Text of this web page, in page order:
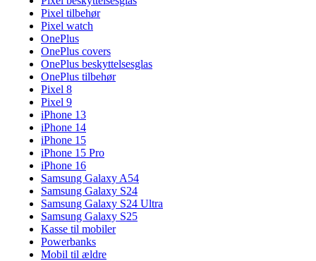
Pixel tilbehør
Pixel watch
OnePlus
OnePlus covers
OnePlus beskyttelsesglas
OnePlus tilbehør
Pixel 8
Pixel 9
iPhone 13
iPhone 14
iPhone 15
iPhone 15 Pro
iPhone 16
Samsung Galaxy A54
Samsung Galaxy S24
Samsung Galaxy S24 Ultra
Samsung Galaxy S25
Kasse til mobiler
Powerbanks
Mobil til ældre